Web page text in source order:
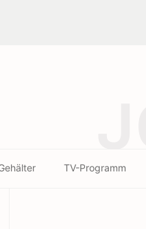
TV-Programm